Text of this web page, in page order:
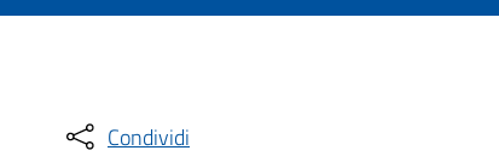
Condividi